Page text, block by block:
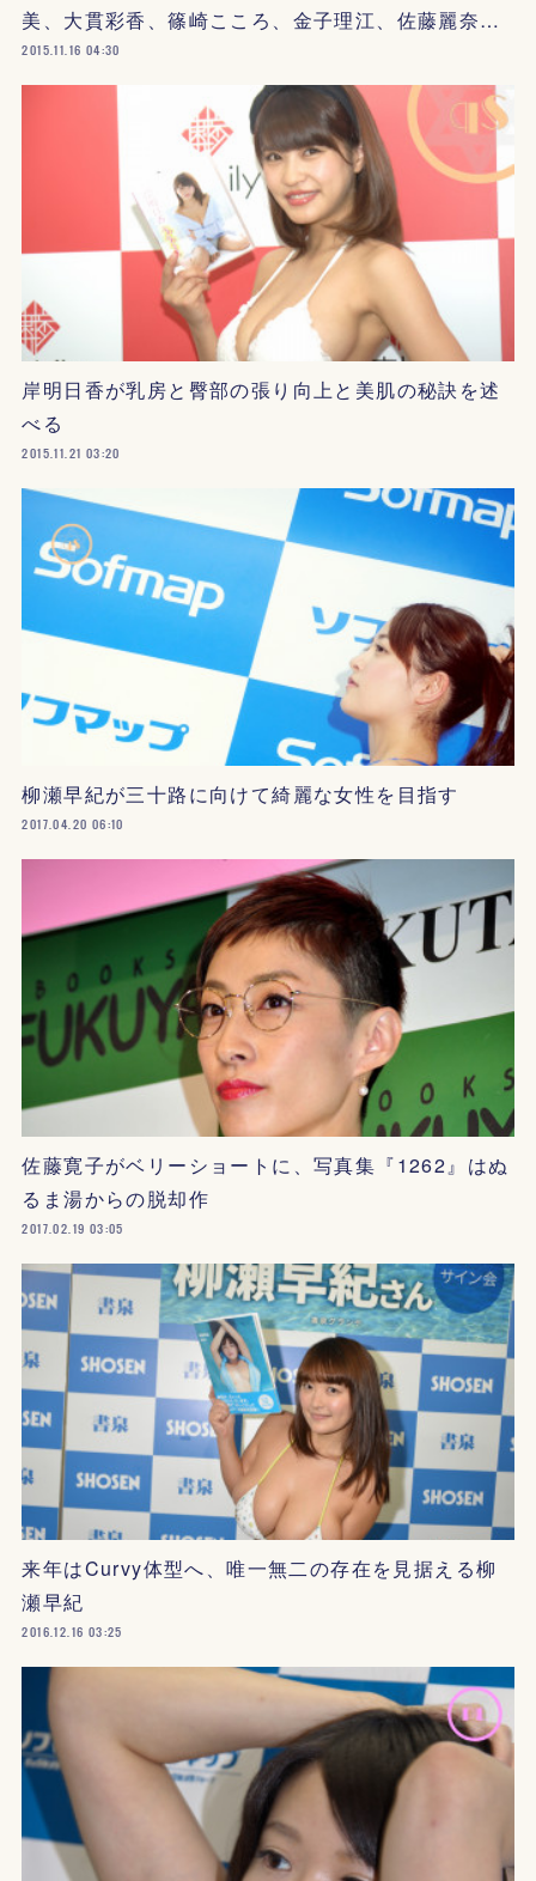
美、大貫彩香、篠崎こころ、金子理江、佐藤麗奈…
2015.11.16 04:30
岸明日香が乳房と臀部の張り向上と美肌の秘訣を述
べる
2015.11.21 03:20
柳瀬早紀が三十路に向けて綺麗な女性を目指す
2017.04.20 06:10
佐藤寛子がベリーショートに、写真集『1262』はぬ
るま湯からの脱却作
2017.02.19 03:05
来年はCurvy体型へ、唯一無二の存在を見据える柳
瀬早紀
2016.12.16 03:25